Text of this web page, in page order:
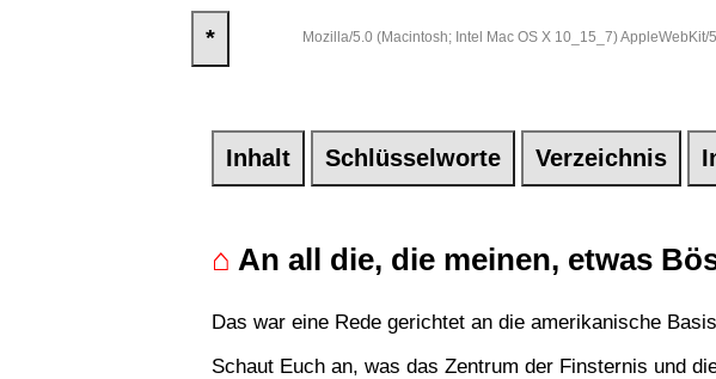
* Mozilla/5.0 (Macintosh; Intel Mac OS X 10_15_7)
Inhalt Schlüsselworte Verzeichnis
⌂ An all die, die meinen, etwas
Das war eine Rede gerichtet an die amerikanische
Schaut Euch an, was das Zentrum der Finsternis und